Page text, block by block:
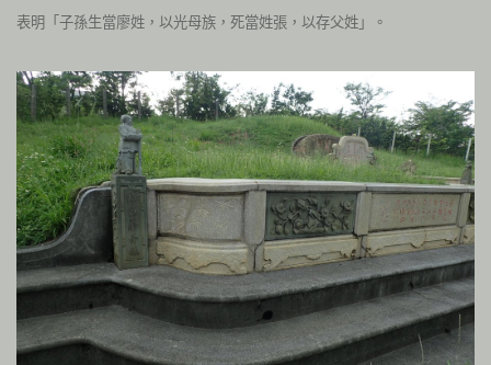
表明「子孫生當廖姓，以光母族，死當姓張，以存父姓」。